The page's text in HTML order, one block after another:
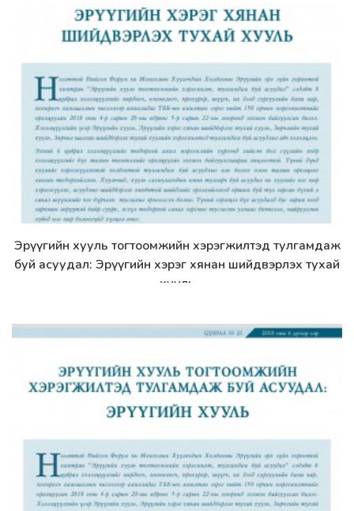
Дэлгэрэнгүй
Эрүүгийн хууль тогтоомжийн хэрэгжилтэд тулгамдаж
буй асуудал: Эрүүгийн хэрэг хянан шийдвэрлэх тухай
хууль